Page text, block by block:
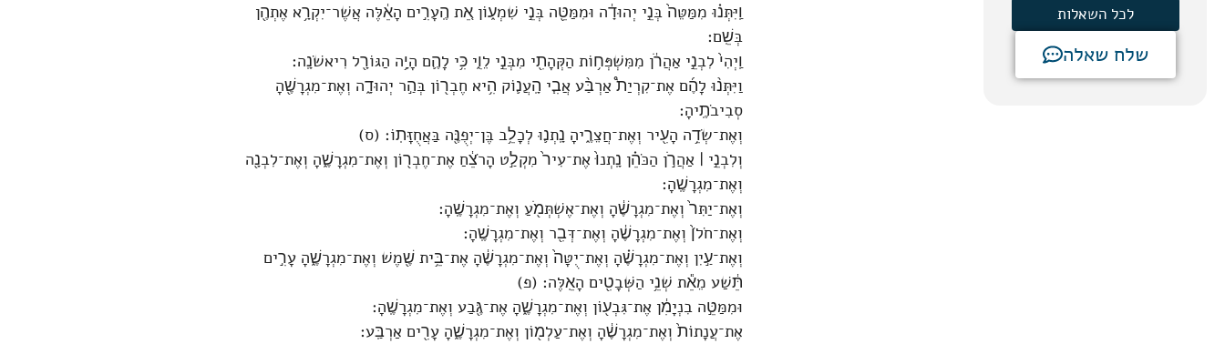
לכל השאלות
שלח שאלה
וַֽיִּתְּנ֗וּ מִמַּטֵּה֙ בְּנֵ֣י יְהוּדָ֔ה וּמִמַּטֵּ֖ה בְּנֵ֣י שִׁמְע֑וֹן אֵ֚ת הֶֽעָרִ֣ים הָאֵ֔לֶּה אֲשֶׁר־יִקְרָ֥א אֶתְהֶ֖ן
בְּשֵֽׁם׃
וַֽיְהִי֙ לִבְנֵ֣י אַהֲרֹ֔ן מִמִּשְׁפְּח֥וֹת הַקְּהָתִ֖י מִבְּנֵ֣י לֵוִ֑י כִּ֥י לָהֶ֛ם הָיָ֥ה הַגּוֹרָ֖ל רִיאשֹׁנָֽה׃
וַיִּתְּנ֨וּ לָהֶ֜ם אֶת־קִרְיַת֩ אַרְבַּ֨ע אֲבִ֧י הָֽעֲנ֛וֹק הִ֥יא חֶבְר֖וֹן בְּהַ֣ר יְהוּדָ֑ה וְאֶת־מִגְרָשֶׁ֖הָ
סְבִיבֹתֶֽיהָ׃
וְאֶת־שְׂדֵ֥ה הָעִ֖יר וְאֶת־חֲצֵרֶ֑יהָ נָֽתְנ֛וּ לְכָלֵ֥ב בֶּן־יְפֻנֶּ֖ה בַּאֲחֻזָּתֽוֹ׃ (ס)
וְלִבְנֵ֣י ׀ אַהֲרֹ֣ן הַכֹּהֵ֗ן נָֽתְנוּ֙ אֶת־עִיר֙ מִקְלַ֣ט הָרֹצֵ֔חַ אֶת־חֶבְר֖וֹן וְאֶת־מִגְרָשֶׁ֑הָ וְאֶת־לִבְנָ֖ה
וְאֶת־מִגְרָשֶֽׁהָ׃
וְאֶת־יַתִּר֙ וְאֶת־מִגְרָשֶׁ֔הָ וְאֶת־אֶשְׁתְּמֹ֖עַ וְאֶת־מִגְרָשֶֽׁהָ׃
וְאֶת־חֹלֹן֙ וְאֶת־מִגְרָשֶׁ֔הָ וְאֶת־דְּבִ֖ר וְאֶת־מִגְרָשֶֽׁהָ׃
וְאֶת־עַ֣יִן וְאֶת־מִגְרָשֶׁ֗הָ וְאֶת־יֻטָּה֙ וְאֶת־מִגְרָשֶׁ֔הָ אֶת־בֵּ֥ית שֶׁ֖מֶשׁ וְאֶת־מִגְרָשֶׁ֑הָ עָרִ֣ים
תֵּ֔שַׁע מֵאֵ֕ת שְׁנֵ֥י הַשְּׁבָטִ֖ים הָאֵֽלֶּה׃ (פ)
וּמִמַּטֵּ֣ה בִנְיָמִ֔ן אֶת־גִּבְע֖וֹן וְאֶת־מִגְרָשֶׁ֑הָ אֶת־גֶּ֖בַע וְאֶת־מִגְרָשֶֽׁהָ׃
אֶת־עֲנָתוֹת֙ וְאֶת־מִגְרָשֶׁ֔הָ וְאֶת־עַלְמ֖וֹן וְאֶת־מִגְרָשֶׁ֑הָ עָרִ֖ים אַרְבַּֽע׃